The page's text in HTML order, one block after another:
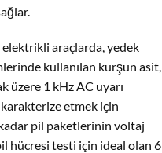
araçlarda, yedek
kullanılan kurşun asit,
üzere 1 kHz AC uyarı
etmek için
pil paketlerinin voltaj
hücresi testi için ideal olan 6